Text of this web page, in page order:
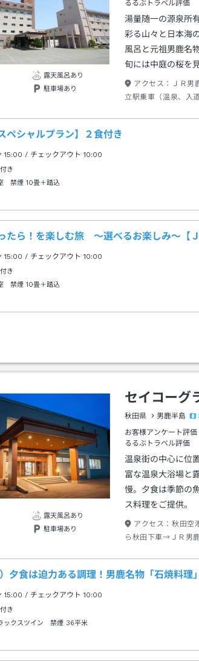
露天風呂あり
駐車場あり
るるぶトラベル評価
湯量随一の源泉所
彩る山々と日本海
風呂と元祖男鹿名
旬には中庭の桜を
アクセス：
ＪＲ男
立駅乗車（温泉、入
ペシャルプラン】２食付き
15:00 / チェックアウト 10:00
き
禁煙 10畳＋踏込
たら！を楽しむ旅 ～選べるお楽しみ～【
15:00 / チェックアウト 10:00
き
禁煙 10畳＋踏込
露天風呂あり
駐車場あり
セイコーグ
秋田県 男鹿半島
お客様アンケート評価
るるぶトラベル評価
温泉街の中心に位
富な温泉大浴場と
慢。夕食は季節の
ス料理をご提供。
アクセス： 秋田空
ら秋田下車→ＪＲ男
）夕食は迫力ある調理！男鹿名物「石焼料理
15:00 / チェックアウト 10:00
き
ックスツイン 禁煙 36平米